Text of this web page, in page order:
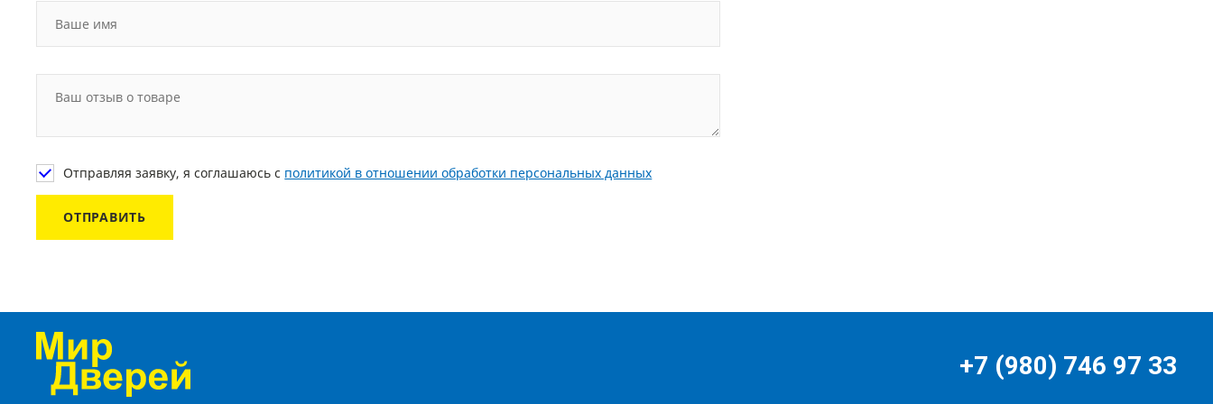
Отправляя заявку, я соглашаюсь с политикой в отношении обработки персональных данных
ОТПРАВИТЬ
+7 (980) 746 97 33